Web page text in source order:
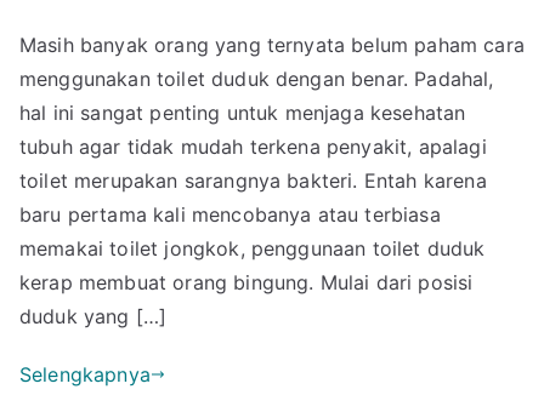
Menggunakan
Toilet
Duduk
yang
Sini!
Masih banyak orang yang ternyata belum paham cara
menggunakan toilet duduk dengan benar. Padahal,
hal ini sangat penting untuk menjaga kesehatan
tubuh agar tidak mudah terkena penyakit, apalagi
toilet merupakan sarangnya bakteri. Entah karena
baru pertama kali mencobanya atau terbiasa
memakai toilet jongkok, penggunaan toilet duduk
kerap membuat orang bingung. Mulai dari posisi
duduk yang […]
Selengkapnya